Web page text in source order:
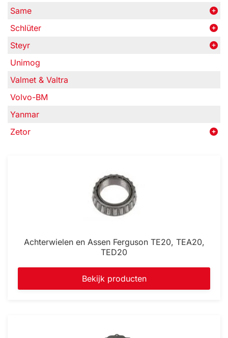
Same
Schlüter
Steyr
Unimog
Valmet & Valtra
Volvo-BM
Yanmar
Zetor
Achterwielen en Assen Ferguson TE20, TEA20,
TED20
Bekijk producten